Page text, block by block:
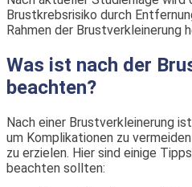
Brustkrebsrisiko durch
Rahmen der Brustverkleinerung
Was ist nach der
beachten?
Nach einer Brustverkleinerung
um Komplikationen zu
zu erzielen. Hier sind einige
beachten sollten: